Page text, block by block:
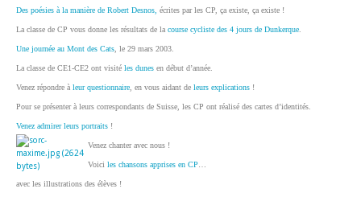
Des poésies à la manière de Robert Desnos, écrites par les CP, ça existe, ça existe !
La classe de CP vous donne les résultats de la course cycliste des 4 jours de Dunkerque
Une journée au Mont des Cats , le 29 mars 2003.
La classe de CE1-CE2 ont visité les dunes en début d’année.
Venez répondre à leur questionnaire , en vous aidant de leurs explications !
Pour se présenter à leurs correspondants de Suisse, les CP ont réalisé des cartes d’identités.
Venez admirer leurs portraits !
Venez chanter avec nous !
Voici les chansons apprises en CP
avec les illustrations des élèves !